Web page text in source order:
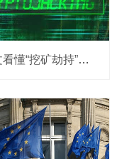
一文看懂“挖矿劫持”，拒绝成为“免费矿工”